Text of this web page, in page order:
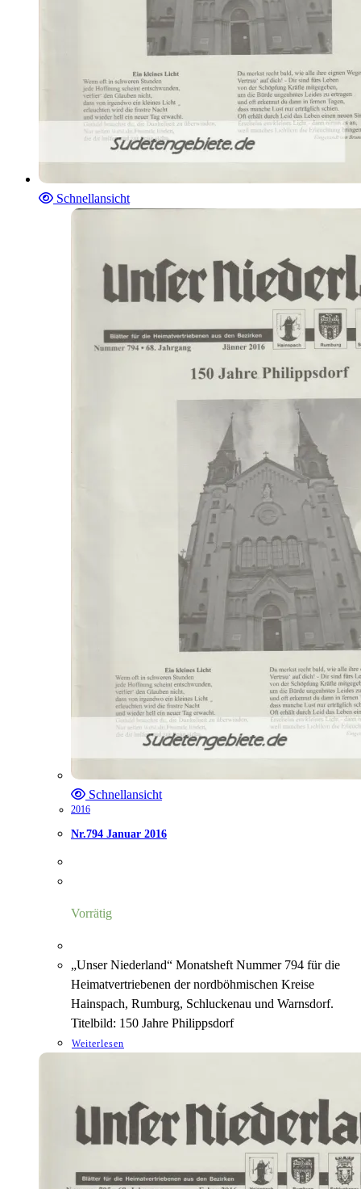
Schnellansicht
Schnellansicht
2016
Nr.794 Januar 2016
Vorrätig
„Unser Niederland“ Monatsheft Nummer 794 für die
Heimatvertriebenen der nordböhmischen Kreise
Hainspach, Rumburg, Schluckenau und Warnsdorf.
Titelbild: 150 Jahre Philippsdorf
Weiterlesen